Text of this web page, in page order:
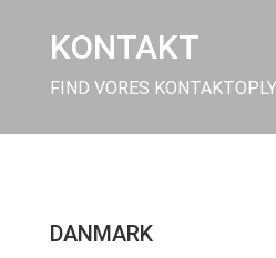
KONTAKT
FIND VORES
DANMARK